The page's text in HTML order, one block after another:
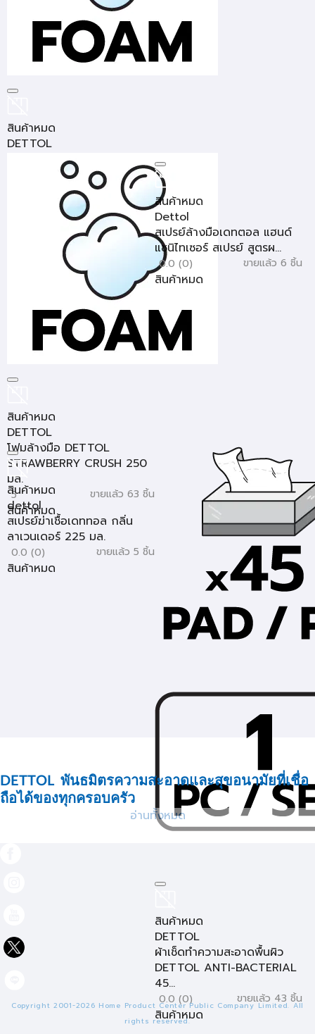
สินค้าหมด
DETTOL
โฟมล้างมือ DETTOL 250ml
ROSE&CHERRY
ขายแล้ว 217 ชิ้น
สินค้าหมด
DETTOL
โฟมล้างมือ DETTOL
STRAWBERRY CRUSH 250
มล.
5 ขายแล้ว 63 ชิ้น
สินค้าหมด
สินค้าหมด
Dettol
สเปรย์ล้างมือเดทตอล แฮนด์
แซนิไทเซอร์ สเปรย์ สูตรผ...
0.0 (0) ขายแล้ว 6 ชิ้น
สินค้าหมด
สินค้าหมด
dettol
สเปรย์ฆ่าเชื้อเดททอล กลิ่น
ลาเวนเดอร์ 225 มล.
0.0 (0) ขายแล้ว 5 ชิ้น
สินค้าหมด
สินค้าหมด
DETTOL
ผ้าเช็ดทำความสะอาดพื้นผิว
DETTOL ANTI-BACTERIAL
45...
0.0 (0) ขายแล้ว 43 ชิ้น
สินค้าหมด
DETTOL พันธมิตรความสะอาดและสุขอนามัยที่เชื่อ
ถือได้ของทุกครอบครัว
ในยุคที่ผู้คนตระหนักถึงความสำคัญของสุขอนามัยและสุขภาพมาก
กลายเป็นส่วนหนึ่งที่ขาดไม่ได้ในการสร้าง
เป็นน้ำยาทำความสะอาดอเนกประสงค์ สบู่เหลว สบู่ก้อน เจลล้างมือ
หรือผลิตภัณฑ์สำหรับปฐมพยาบาล ทุกผลิตภัณฑ์ของ
ถูกพัฒนาขึ้นด้วยสูตรเฉพาะที่สามารถกำจัดแบคทีเรีย ไวรัส และ
เชื้อโรคต่างๆ ได้อย่างรวดเร็วและมีประสิทธิภาพ ช่วยปกป้องคนที่
คุณรักจากสิ่งคุกคามที่มองไม่เห็น และสร้างความมั่นใจในทุก
DETTOL
ติดบ้านไว้จึงเป็นการ
ลงทุนเพื่อสุขภาพและความปลอดภัยของทุกคนในครอบครัว
อ่านทั้งหมด
Copyright 2001-2026 Home Product Center Public Company Limited. All
rights reserved.